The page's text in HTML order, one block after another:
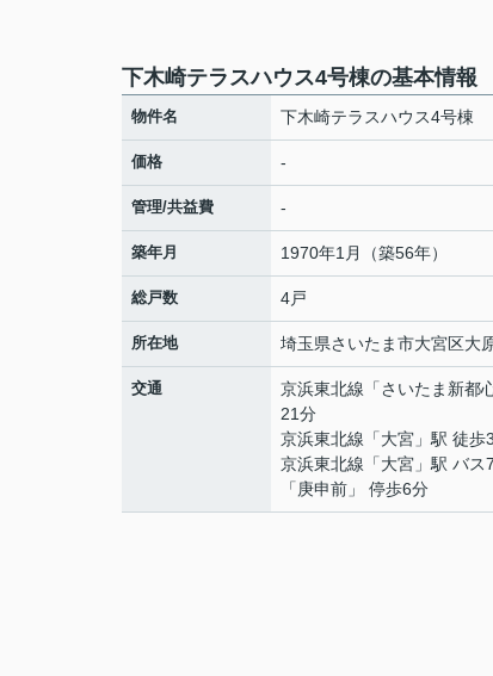
下木崎テラスハウス4号棟の基本情報
物件名 下木崎テラスハウス4号棟
価格 -
管理/共益費 -
築年月 1970年1月（築56年）
総戸数 4戸
所在地 埼玉県さいたま市大宮区大
交通 京浜東北線 「さいたま新都
21分
京浜東北線 「大宮 」駅 徒歩
京浜東北線 「大宮 」駅 バス
「庚申前」 停歩6分